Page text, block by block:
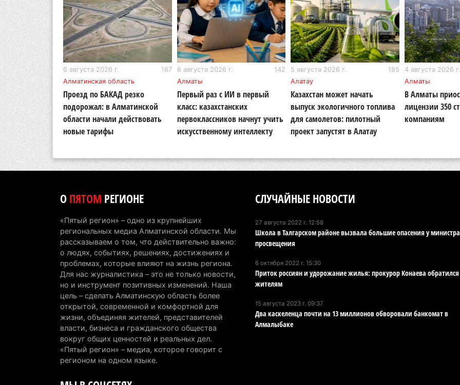
5
5
5
5
6 августа 2026 г.
167
Алматинская область
Проезд по БАКАД резко
подорожал: в Алматинской
области начали действовать
новые тарифы
6 августа 2026 г.
142
Алматы
Первый раз с ИИ в первый
класс: казахстанских
первоклассников начнут учить
искусственному интеллекту
5 августа 2026 г.
185
Алатау
Казахстан может начать
выпуск экологичного топлива
для самолетов: пилотный
проект запустят в Алатау
4 августа 2026 г.
Алматы
В Алматы
лицензии 350
компаниям
ОПЯТОМ РЕГИОНЕ
«Пятый регион» – одно из крупнейших
региональных медиа Алматинской области. Мы
рассказываем о том, что действительно важно:
о людях, событиях, решениях, достижениях и
проблемах, которые влияют на жизнь региона.
Для нас журналистика – это не только новости,
но и инструмент позитивных изменений. Наша
цель – сделать Алматинскую область более
открытой, современной и комфортной для
жизни, объединяя жителей, представителей
власти, бизнеса и гражданского общества
вокруг общих ценностей и реальных дел.
«Пятый регион» – медиа, которое говорит с
регионом на одном языке.
СЛУЧАЙНЫЕ НОВОСТИ
27 августа 2022 г. 12:58
Школа в Талгарском районе вызвала большие опасения у министра
просвещения
6 октября 2022 г. 15:30
Приток россиян и удорожание жилья: прокурор Конаева
жителям
15 августа 2023 г. 09:37
Два каскеленца почти на 13 миллионов обворовали банкомат в
Алмалыбаке